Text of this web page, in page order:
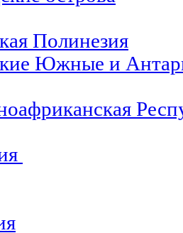
Полинезия
Южные и